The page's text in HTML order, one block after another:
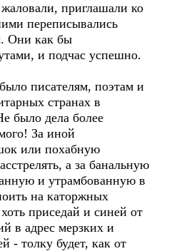
приглашали ко
переписывались
Они как бы
и подчас успешно.
писателям, поэтам и
странах в
было дела более
За иной
или похабную
а за банальную
и утрамбованную в
на каторжных
приседай и синей от
в адрес мерзких и
- толку будет, как от